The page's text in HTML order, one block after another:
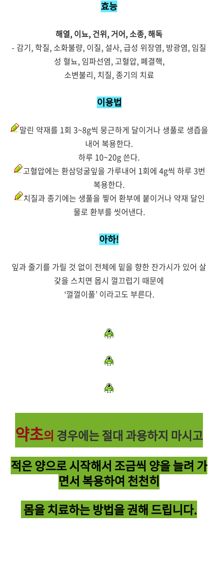
효능
해열, 이뇨, 건위, 거어, 소종, 해독
- 감기, 학질, 소화불량, 이질, 설사, 급성 위장염, 방광염, 임질
성 혈뇨, 임파선염, 고혈압, 폐결핵,
소변불리, 치질, 종기의 치료
이용법
말린 약재를 1회 3~8g씩 뭉근하게 달이거나 생풀로 생즙을
내어 복용한다.
하루 10~20g 쓴다.
고혈압에는 환삼덩굴잎을 가루내어 1회에 4g씩 하루 3번
복용한다.
치질과 종기에는 생풀을 찧어 환부에 붙이거나 약재 달인
물로 환부를 씻어낸다.
아하!
잎과 줄기를 가릴 것 없이 전체에 밑을 향한 잔가시가 있어 살
갗을 스치면 몹시 껄끄럽기 때문에
‘껄껄이풀’ 이라고도 부른다.
약초의 경우에는 절대 과용하지 마시고
적은 양으로시작해서 조금씩 양을 늘려 가
면서 복용하여 천천히
몸을 치료하는 방법을 권해 드립니다.